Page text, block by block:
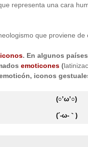
representa una cara
que proviene de
. En algunos
emoticones (
iconos
(○’ω’○)
(´-ω-｀)